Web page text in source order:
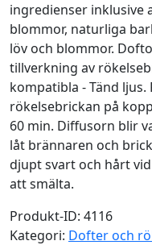
ingredienser inklusive
blommor, naturliga
löv och blommor.
tillverkning av
kompatibla - Tänd ljus.
rökelsebrickan på
60 min. Diffusorn blir
låt brännaren och
djupt svart och hårt
att smälta.
Produkt-ID: 4116
Kategori: Dofter och